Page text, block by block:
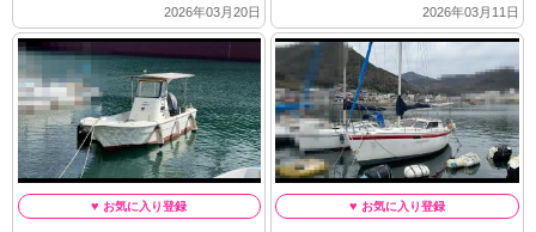
2026年03月20日 2026年03月11日